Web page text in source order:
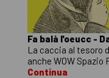
Fa balà l'oeucc -
La caccia al tesoro
anche WOW Spazio
Continua